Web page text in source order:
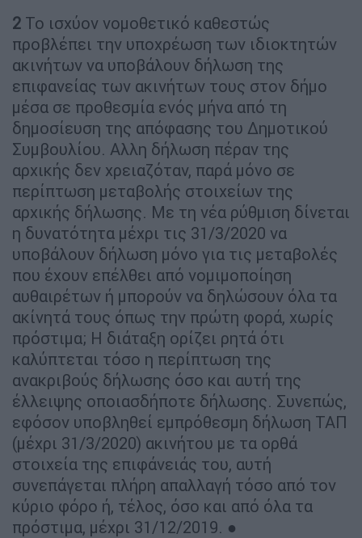
2 Το ισχύον νοµοθετικό καθεστώς
προβλέπει την υποχρέωση των ιδιοκτητών
ακινήτων να υποβάλουν δήλωση της
επιφανείας των ακινήτων τους στον δήµο
µέσα σε προθεσµία ενός µήνα από τη
δηµοσίευση της απόφασης του ∆ηµοτικού
Συµβουλίου. Αλλη δήλωση πέραν της
αρχικής δεν χρειαζόταν, παρά µόνο σε
περίπτωση µεταβολής στοιχείων της
αρχικής δήλωσης. Με τη νέα ρύθµιση δίνεται
η δυνατότητα µέχρι τις 31/3/2020 να
υποβάλουν δήλωση µόνο για τις µεταβολές
που έχουν επέλθει από νοµιµοποίηση
αυθαιρέτων ή µπορούν να δηλώσουν όλα τα
ακίνητά τους όπως την πρώτη φορά, χωρίς
πρόστιµα; Η διάταξη ορίζει ρητά ότι
καλύπτεται τόσο η περίπτωση της
ανακριβούς δήλωσης όσο και αυτή της
έλλειψης οποιασδήποτε δήλωσης. Συνεπώς,
εφόσον υποβληθεί εµπρόθεσµη δήλωση ΤΑΠ
(µέχρι 31/3/2020) ακινήτου µε τα ορθά
στοιχεία της επιφάνειάς του, αυτή
συνεπάγεται πλήρη απαλλαγή τόσο από τον
κύριο φόρο ή, τέλος, όσο και από όλα τα
πρόστιµα, µέχρι 31/12/2019. ●